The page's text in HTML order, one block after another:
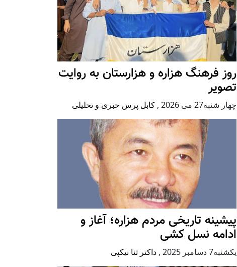
روز فرهنگ هزاره و هزارستان به روایت
تصویر
چهار شنبه27 می 2026 , کابل پرس خبری و تحلیلی
پيشينه تاريخی مردم هزاره؛ آغاز و
ادامه نسل کشی
يكشنبه7 دسامبر 2025 , داکتر ثنا نیکپی